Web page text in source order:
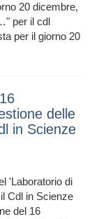
20 dicembre,
per il cdl
per il giorno 20
delle
in Scienze
'Laboratorio di
Cdl in Scienze
del 16